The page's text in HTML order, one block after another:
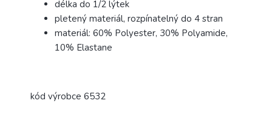
délka do 1/2 lýtek
pletený materiál, rozpínatelný do 4 stran
materiál: 60% Polyester, 30% Polyamide,
10% Elastane
kód výrobce 6532